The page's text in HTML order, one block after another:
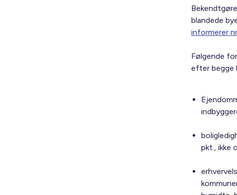
blandede
informerer
Følgende
efter begge
pkt., ikke